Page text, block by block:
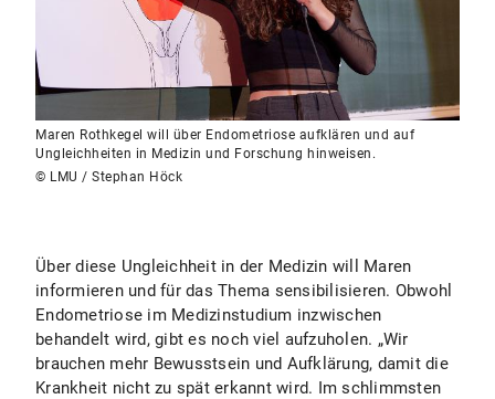
Maren Rothkegel will über Endometriose aufklären und auf
Ungleichheiten in Medizin und Forschung hinweisen.
© LMU / Stephan Höck
Über diese Ungleichheit in der Medizin will Maren
informieren und für das Thema sensibilisieren. Obwohl
Endometriose im Medizinstudium inzwischen
behandelt wird, gibt es noch viel aufzuholen. „Wir
brauchen mehr Bewusstsein und Aufklärung, damit die
Krankheit nicht zu spät erkannt wird. Im schlimmsten